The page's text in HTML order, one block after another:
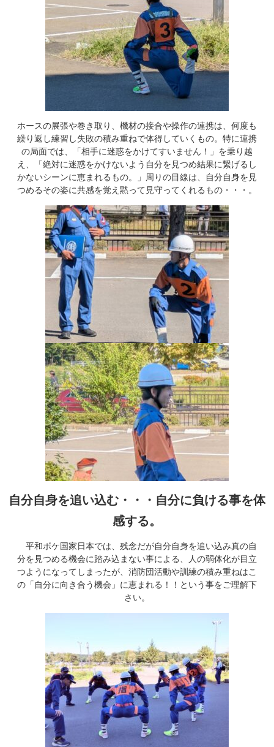
ホースの展張や巻き取り、機材の接合や操作の連携は、何度も
繰り返し練習し失敗の積み重ねで体得していくもの。特に連携
の局面では、「相手に迷惑をかけてすいません！」を乗り越
え、「絶対に迷惑をかけないよう自分を見つめ結果に繋げるし
かないシーンに恵まれるもの。」周りの目線は、自分自身を見
つめるその姿に共感を覚え黙って見守ってくれるもの・・・。
自分自身を追い込む・・・自分に負ける事を体
感する。
平和ボケ国家日本では、残念だが自分自身を追い込み真の自
分を見つめる機会に踏み込まない事による、人の弱体化が目立
つようになってしまったが、消防団活動や訓練の積み重ねはこ
の「自分に向き合う機会」に恵まれる！！という事をご理解下
さい。